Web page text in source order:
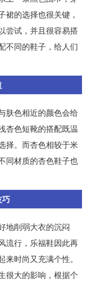
裙的选择也很关键，
尝试，并且很容易搭
不同的鞋子，给人们
肤色相近的颜色会给
杏色短靴的搭配既温
择。而杏色相较于米
同材质的杏色鞋子也
巧
地削弱大衣的沉闷
流行，乐福鞋因此再
时尚又充满个性。
很大的影响，根据个